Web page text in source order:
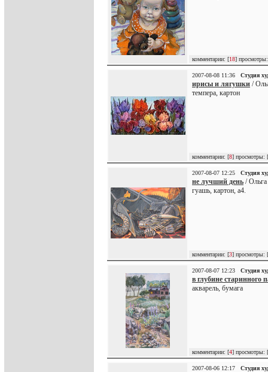
комментарии: [18]
2007-08-08 11:36 Студия
ирисы и лягушки /
темпера, картон
комментарии: [8] просмотры: [
2007-08-07 12:25 Студия
не лучший день /
гуашь, картон, а4.
комментарии: [3] просмотры: [
2007-08-07 12:23 Студия
в глубине старинного
акварель, бумага
комментарии: [4] просмотры: [
2007-08-06 12:17 Студия